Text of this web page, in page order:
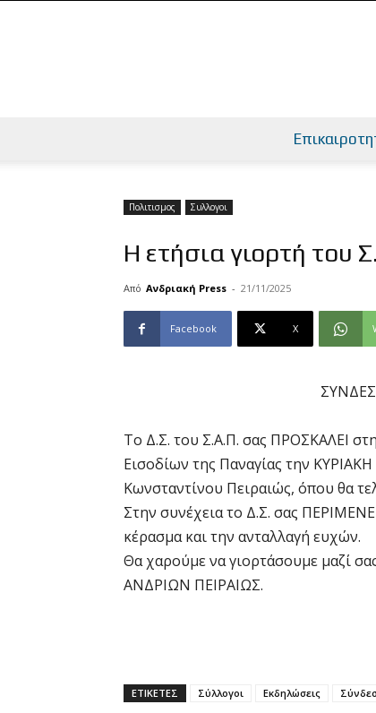
Πολιτισμος Συλλογοι
Η ετήσια γιορτή του
Από Ανδριακή Press - 21/11/2025
Facebook X
Το Δ.Σ. του Σ.Α.Π. σας ΠΡΟΣΚΑΛΕΙ
Εισοδίων της Παναγίας την
Κωνσταντίνου Πειραιώς, όπου θα
Στην συνέχεια το Δ.Σ. σας
κέρασμα και την ανταλλαγή ευχών.
Θα χαρούμε να γιορτάσουμε μαζί
ΑΝΔΡΙΩΝ ΠΕΙΡΑΙΩΣ.
ΕΤΙΚΕΤΕΣ Σύλλογοι Εκδηλώσεις